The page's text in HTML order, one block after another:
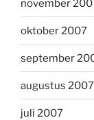
november
oktober 2007
september
augustus 2007
juli 2007